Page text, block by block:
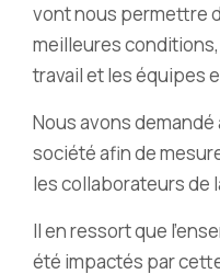
vont nous permettre
meilleures conditions,
travail et les équipes
Nous avons demandé
société afin de
les collaborateurs de
Il en ressort que
été impactés par